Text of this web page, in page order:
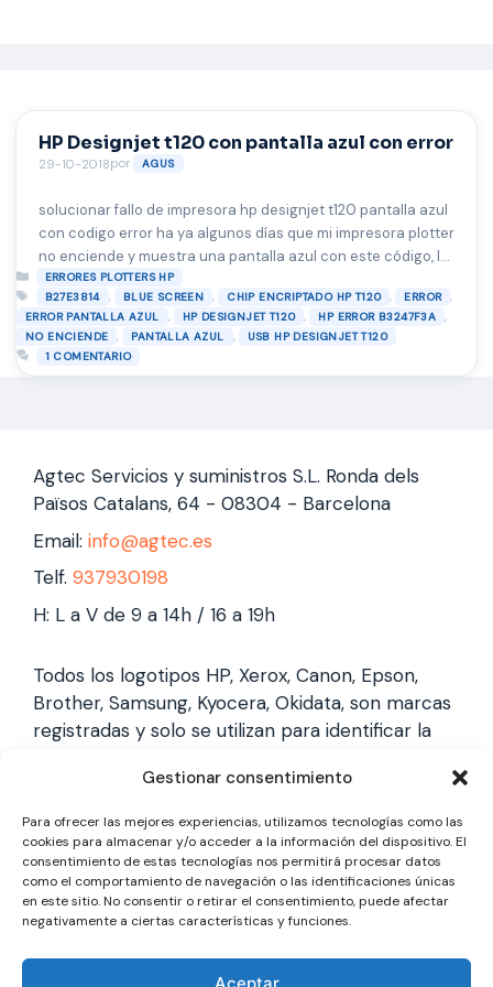
Gestionar consentimiento
Para ofrecer las mejores experiencias, utilizamos tecnologías como las
cookies para almacenar y/o acceder a la información del dispositivo. El
consentimiento de estas tecnologías nos permitirá procesar datos
como el comportamiento de navegación o las identificaciones únicas
en este sitio. No consentir o retirar el consentimiento, puede afectar
negativamente a ciertas características y funciones.
Aceptar
HP Designjet t120 con pantalla azul con error
29-10-2018por AGUS
solucionar fallo de impresora hp designjet t120 pantalla azul
con codigo error ha ya algunos días que mi impresora plotter
no enciende y muestra una pantalla azul con este código, lo
he reiniciado varias veces y nada, he desconectado e cable
de la electricidad y lo he dejado 10 minutos y tampoco
responde, por lo … Leer más
Categorías
ERRORES PLOTTERS HP
Etiquetas
B27E3814 , BLUE SCREEN , CHIP ENCRIPTADO HP T120 , ERROR ,
ERROR PANTALLA AZUL , HP DESIGNJET T120 , HP ERROR B3247F3A ,
NO ENCIENDE , PANTALLA AZUL ,
USB HP DESIGNJET T120
1 COMENTARIO
Agtec Servicios y suministros S.L. Ronda dels
Països Catalans, 64 - 08304 - Barcelona
Email: info@agtec.es
Telf. 937930198
H: L a V de 9 a 14h / 16 a 19h
Todos los logotipos HP, Xerox, Canon, Epson,
Brother, Samsung, Kyocera, Okidata, son marcas
registradas y solo se utilizan para identificar la
marcas, y solo reparamos impresoras laser,
somos un servicio técnico especializado y
totalmente independiente.
Los logotipos y marcas son marcas registradas
identificarla, no gestionamos garantías oficiales,